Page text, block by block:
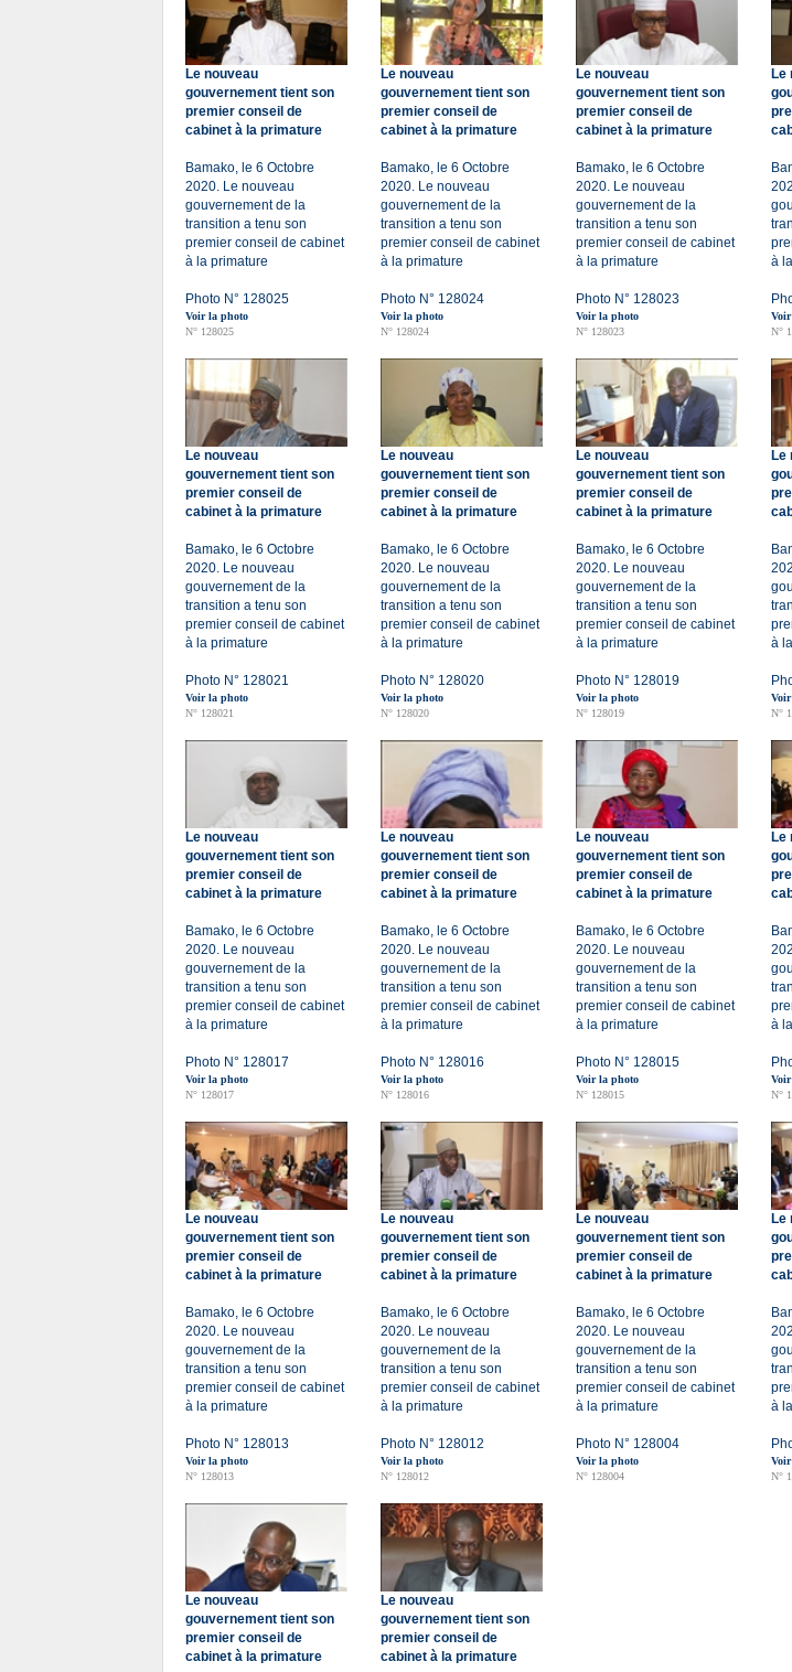
Le nouveau
gouvernement tient son
premier conseil de
cabinet à la primature
Bamako, le 6 Octobre
2020. Le nouveau
gouvernement de la
transition a tenu son
premier conseil de cabinet
à la primature
Photo N° 128025
Voir la photo
N° 128025
Le nouveau
gouvernement tient son
premier conseil de
cabinet à la primature
Bamako, le 6 Octobre
2020. Le nouveau
gouvernement de la
transition a tenu son
premier conseil de cabinet
à la primature
Photo N° 128024
Voir la photo
N° 128024
Le nouveau
gouvernement tient son
premier conseil de
cabinet à la primature
Bamako, le 6 Octobre
2020. Le nouveau
gouvernement de la
transition a tenu son
premier conseil de cabinet
à la primature
Photo N° 128023
Voir la photo
N° 128023
Le
à
N°
Le nouveau
gouvernement tient son
premier conseil de
cabinet à la primature
Bamako, le 6 Octobre
2020. Le nouveau
gouvernement de la
transition a tenu son
premier conseil de cabinet
à la primature
Photo N° 128021
Voir la photo
N° 128021
Le nouveau
gouvernement tient son
premier conseil de
cabinet à la primature
Bamako, le 6 Octobre
2020. Le nouveau
gouvernement de la
transition a tenu son
premier conseil de cabinet
à la primature
Photo N° 128020
Voir la photo
N° 128020
Le nouveau
gouvernement tient son
premier conseil de
cabinet à la primature
Bamako, le 6 Octobre
2020. Le nouveau
gouvernement de la
transition a tenu son
premier conseil de cabinet
à la primature
Photo N° 128019
Voir la photo
N° 128019
Le
à
N°
Le nouveau
gouvernement tient son
premier conseil de
cabinet à la primature
Bamako, le 6 Octobre
2020. Le nouveau
gouvernement de la
transition a tenu son
premier conseil de cabinet
à la primature
Photo N° 128017
Voir la photo
N° 128017
Le nouveau
gouvernement tient son
premier conseil de
cabinet à la primature
Bamako, le 6 Octobre
2020. Le nouveau
gouvernement de la
transition a tenu son
premier conseil de cabinet
à la primature
Photo N° 128016
Voir la photo
N° 128016
Le nouveau
gouvernement tient son
premier conseil de
cabinet à la primature
Bamako, le 6 Octobre
2020. Le nouveau
gouvernement de la
transition a tenu son
premier conseil de cabinet
à la primature
Photo N° 128015
Voir la photo
N° 128015
Le
à
N°
Le nouveau
gouvernement tient son
premier conseil de
cabinet à la primature
Bamako, le 6 Octobre
2020. Le nouveau
gouvernement de la
transition a tenu son
premier conseil de cabinet
à la primature
Photo N° 128013
Voir la photo
N° 128013
Le nouveau
gouvernement tient son
premier conseil de
cabinet à la primature
Bamako, le 6 Octobre
2020. Le nouveau
gouvernement de la
transition a tenu son
premier conseil de cabinet
à la primature
Photo N° 128012
Voir la photo
N° 128012
Le nouveau
gouvernement tient son
premier conseil de
cabinet à la primature
Bamako, le 6 Octobre
2020. Le nouveau
gouvernement de la
transition a tenu son
premier conseil de cabinet
à la primature
Photo N° 128004
Voir la photo
N° 128004
Le
à
N°
Le nouveau
gouvernement tient son
premier conseil de
cabinet à la primature
Le nouveau
gouvernement tient son
premier conseil de
cabinet à la primature